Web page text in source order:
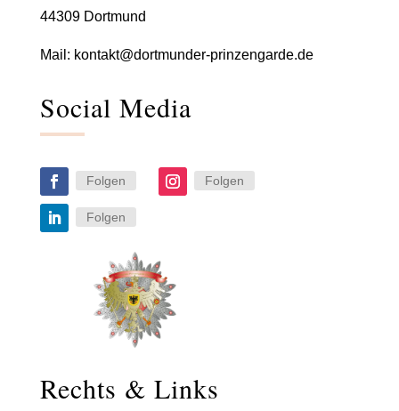
44309 Dortmund
Mail: kontakt@dortmunder-prinzengarde.de
Social Media
Folgen Folgen
Folgen
Rechts & Links